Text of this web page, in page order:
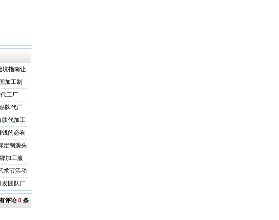
坑指南让
加工制
工厂
牌代厂
肽代加工
钱的必看
定制源头
加工服
术节活动
发团队厂
评论0 条